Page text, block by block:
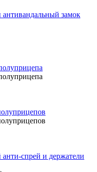
замок
спрей и держатели